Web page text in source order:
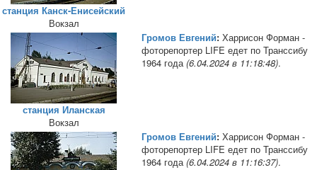
станция Канск-Енисейский
Вокзал
станция Иланская
Вокзал
Громов Евгений: Харрисон Форман -
фоторепортер LIFE едет по Транссибу
1964 года(6.04.2024 в 11:18:48).
Громов Евгений: Харрисон Форман -
фоторепортер LIFE едет по Транссибу
1964 года(6.04.2024 в 11:16:37).